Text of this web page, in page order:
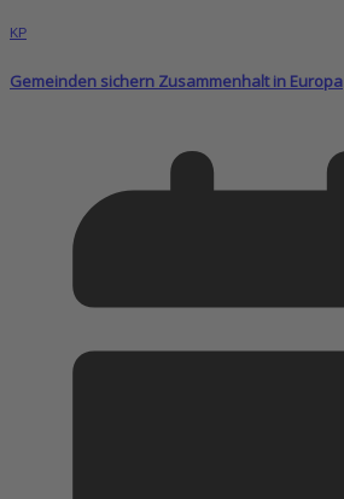
KP
Gemeinden sichern Zusammenhalt in Europa